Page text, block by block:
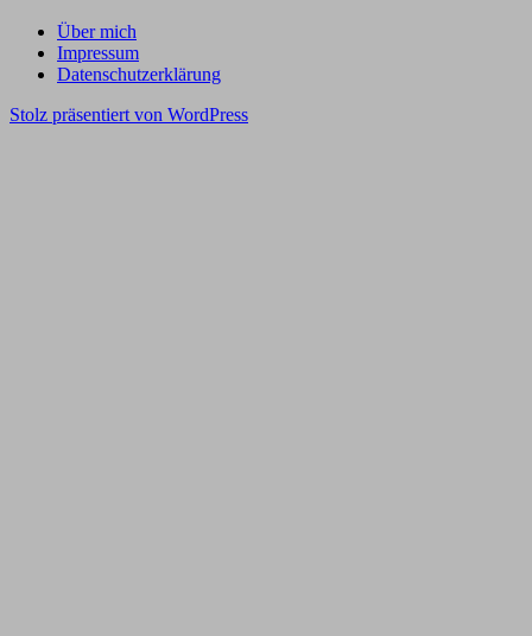
Über mich
Impressum
Datenschutzerklärung
Stolz präsentiert von WordPress